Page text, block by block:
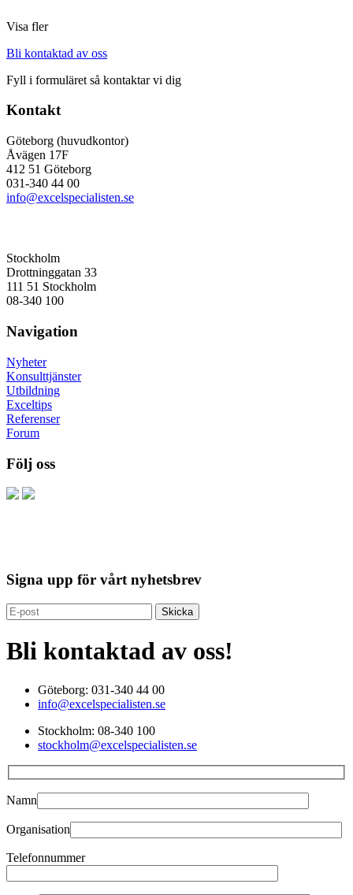
Visa fler
Bli kontaktad av oss
Fyll i formuläret så kontaktar vi dig
Kontakt
Göteborg (huvudkontor)
Åvägen 17F
412 51 Göteborg
031-340 44 00
info@excelspecialisten.se
Stockholm
Drottninggatan 33
111 51 Stockholm
08-340 100
Navigation
Nyheter
Konsulttjänster
Utbildning
Exceltips
Referenser
Forum
Följ oss
Signa upp för vårt nyhetsbrev
Bli kontaktad av oss!
Göteborg: 031-340 44 00
info@excelspecialisten.se
Stockholm: 08-340 100
stockholm@excelspecialisten.se
Namn
Organisation
Telefonnummer